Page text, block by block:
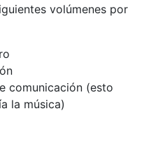
volúmenes por
comunicación (esto
la música)